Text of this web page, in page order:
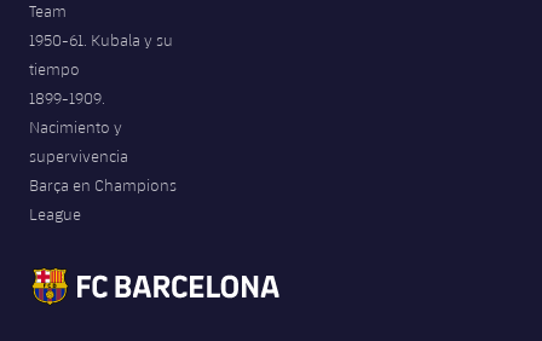
Team
1950-61. Kubala y su
tiempo
1899-1909.
Nacimiento y
supervivencia
Barça en Champions
League